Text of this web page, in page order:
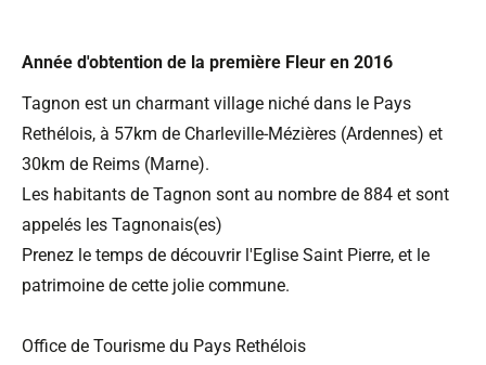
Année d'obtention de la première Fleur en 2016
Tagnon est un charmant village niché dans le Pays
Rethélois, à 57km de Charleville-Mézières (Ardennes) et
30km de Reims (Marne).
Les habitants de Tagnon sont au nombre de 884 et sont
appelés les Tagnonais(es)
Prenez le temps de découvrir l'Eglise Saint Pierre, et le
patrimoine de cette jolie commune.
Office de Tourisme du Pays Rethélois